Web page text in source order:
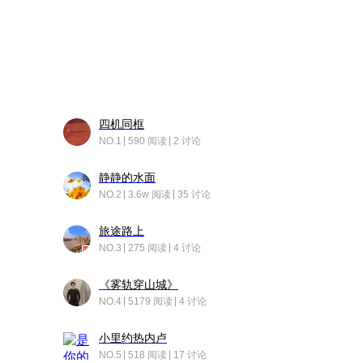
四机同框
NO.1 590 阅读 2 讨论
静静的水面
NO.2 3.6w 阅读 35 讨论
旅途路上
NO.3 275 阅读 4 讨论
《雾轨穿山城》
NO.4 5179 阅读 4 讨论
小里约热内卢
NO.5 518 阅读 17 讨论